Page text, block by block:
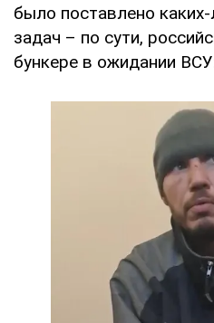
было поставлено
задач – по сути,
бункере в ожидании